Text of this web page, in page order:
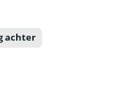
achter